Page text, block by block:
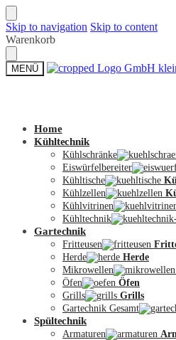
Skip to navigation Skip to content
Warenkorb
MENÜ
Zum Shop
Home
Kühltechnik
Kühlschränke
Eiswürfelbereiter
Kühltische
Kühlzellen
Kühlvitrinen
Kühltechnik
Gartechnik
Fritteusen
Herde
Herde
Mikrowellen
Öfen
Öfen
Grills
Grills
Gartechnik Gesamt
Spültechnik
Armaturen